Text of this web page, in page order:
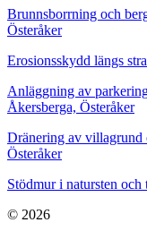
Brunnsborrning och
Österåker
Erosionsskydd längs
Anläggning av
Åkersberga, Österåker
Dränering av villagrund
Österåker
Stödmur i natursten
© 2026